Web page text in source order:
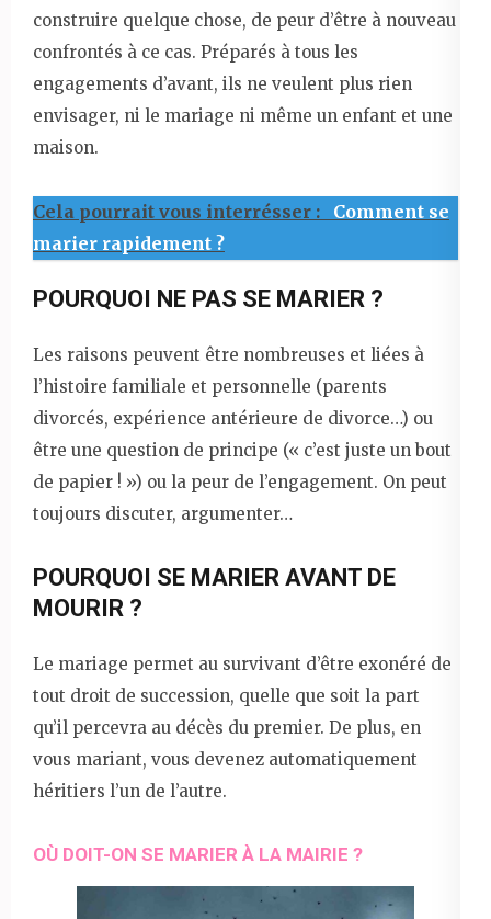
construire quelque chose, de peur d’être à nouveau
confrontés à ce cas. Préparés à tous les
engagements d’avant, ils ne veulent plus rien
envisager, ni le mariage ni même un enfant et une
maison.
Cela pourrait vous interrésser :
Comment se
marier rapidement ?
POURQUOI NE PAS SE MARIER ?
Les raisons peuvent être nombreuses et liées à
l’histoire familiale et personnelle (parents
divorcés, expérience antérieure de divorce…) ou
être une question de principe (« c’est juste un bout
de papier ! ») ou la peur de l’engagement. On peut
toujours discuter, argumenter…
POURQUOI SE MARIER AVANT DE
MOURIR ?
Le mariage permet au survivant d’être exonéré de
tout droit de succession, quelle que soit la part
qu’il percevra au décès du premier. De plus, en
vous mariant, vous devenez automatiquement
héritiers l’un de l’autre.
OÙ DOIT-ON SE MARIER À LA MAIRIE ?